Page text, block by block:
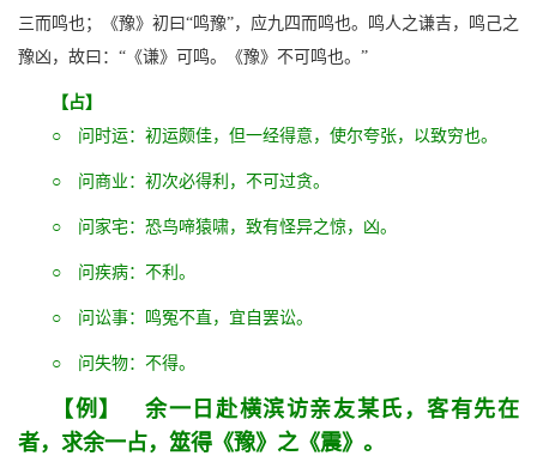
三而鸣也；《豫》初曰“鸣豫”，应九四而鸣也。鸣人之谦吉，鸣己之
豫凶，故曰：“《谦》可鸣。《豫》不可鸣也。”
【占】
○ 问时运：初运颇佳，但一经得意，使尔夸张，以致穷也。
○ 问商业：初次必得利，不可过贪。
○ 问家宅：恐鸟啼猿啸，致有怪异之惊，凶。
○ 问疾病：不利。
○ 问讼事：鸣冤不直，宜自罢讼。
○ 问失物：不得。
【例】 余一日赴横滨访亲友某氏，客有先在
者，求余一占，筮得《豫》之《震》。